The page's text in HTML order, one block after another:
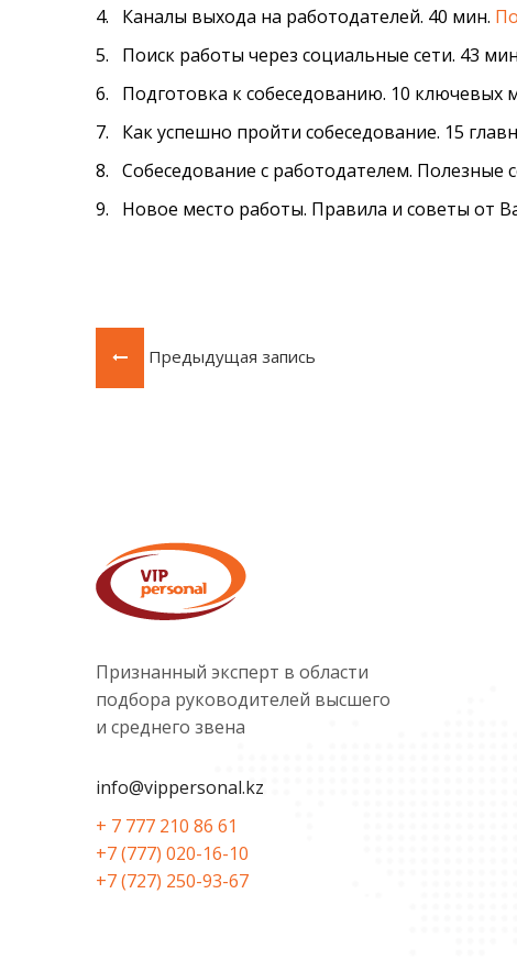
4. Каналы выхода на работодателей. 40 мин.
5. Поиск работы через социальные сети. 43
6. Подготовка к собеседованию. 10 ключевых
7. Как успешно пройти собеседование. 15
8. Собеседование с работодателем. Полезные
9. Новое место работы. Правила и советы от
Предыдущая запись
Признанный эксперт в области
подбора руководителей высшего
и среднего звена
info@vippersonal.kz
+ 7 777 210 86 61
+7 (777) 020-16-10
+7 (727) 250-93-67